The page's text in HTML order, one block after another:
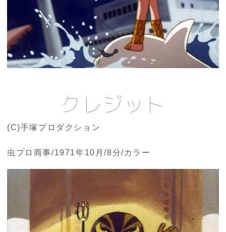
クレジット
(C)手塚プロダクション
虫プロ商事/1971年10月/8分/カラー